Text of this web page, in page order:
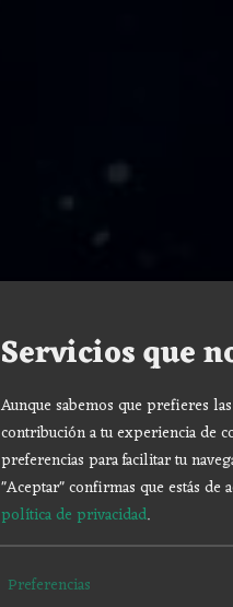
Servicios que
Aunque sabemos que prefieres
contribución a tu experiencia de
preferencias para facilitar tu
"Aceptar" confirmas que estás de
política de privacidad.
Preferencias